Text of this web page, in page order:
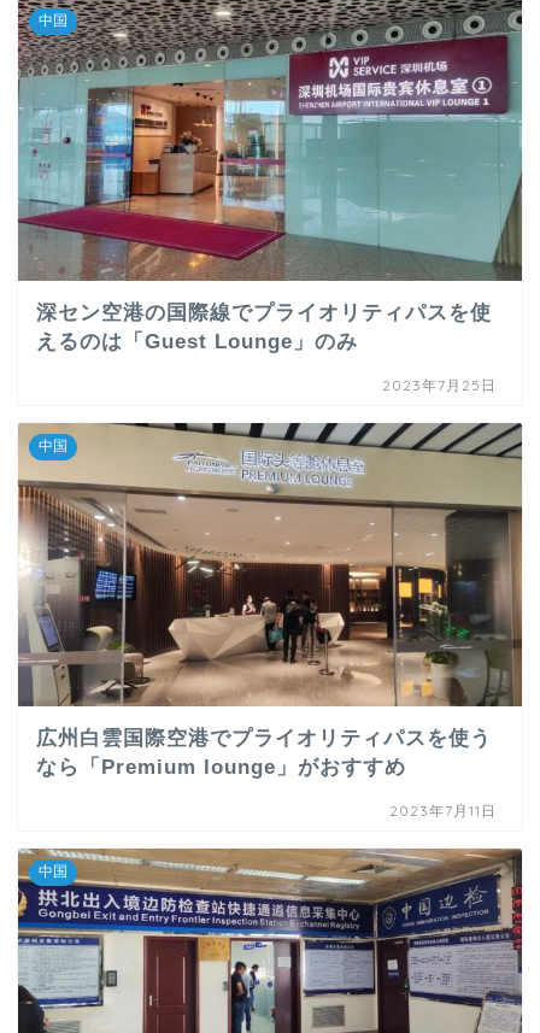
中国
深セン空港の国際線でプライオリティパスを使
えるのは「Guest Lounge」のみ
2023年7月25日
中国
広州白雲国際空港でプライオリティパスを使う
なら「Premium lounge」がおすすめ
2023年7月11日
中国